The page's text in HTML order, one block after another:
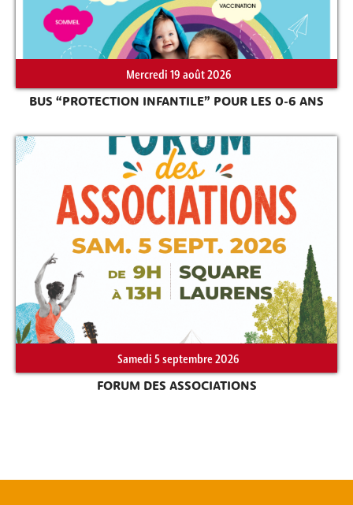
Rechercher sur le site
Mercredi 19 août 2026
BUS “PROTECTION INFANTILE” POUR LES 0-6 ANS
Samedi 5 septembre 2026
FORUM DES ASSOCIATIONS